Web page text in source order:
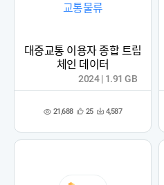
교통물류
대중교통 이용자 종합 트립
체인 데이터
조 21,688 관
록
25 다 4,587
2024 | 1.91 GB